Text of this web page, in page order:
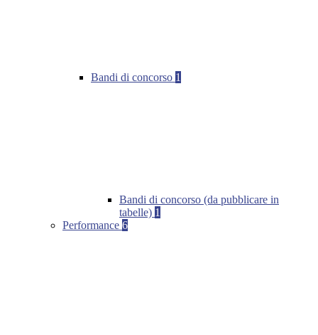
Bandi di concorso 1
Bandi di concorso (da pubblicare in
tabelle) 1
Performance 6